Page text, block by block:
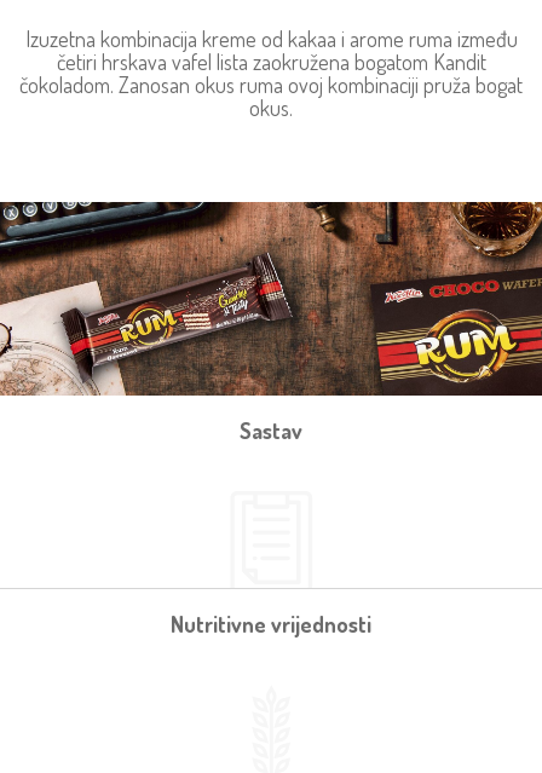
Izuzetna kombinacija kreme od kakaa i arome ruma između
četiri hrskava vafel lista zaokružena bogatom Kandit
čokoladom. Zanosan okus ruma ovoj kombinaciji pruža bogat
okus.
Sastav
Nutritivne vrijednosti